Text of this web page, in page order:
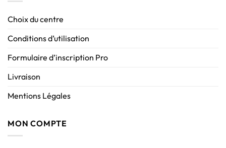
Choix du centre
Conditions d’utilisation
Formulaire d’inscription Pro
Livraison
Mentions Légales
MON COMPTE